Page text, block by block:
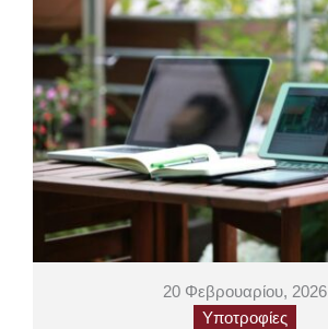
20 Φεβρουαρίου, 2026
Υποτροφίες